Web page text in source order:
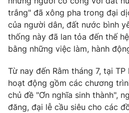
VTV Sức khoẻ Bất
Thị trường 24h Tấm
VTV4
VTV9
trắng" đã xông pha trong đại
của người dân, đất nước bình
thống này đã lan tỏa đến thế
bằng những việc làm, hành
Từ nay đến Rằm tháng 7, tại TP
hoạt động gồm các chương
chủ đề "Ơn nghĩa sinh thành",
đăng, đại lễ cầu siêu cho các